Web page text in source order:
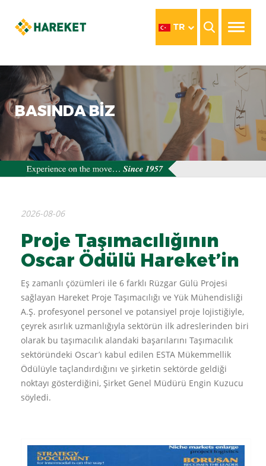
TR
BASINDA BİZ
2026-08-06
Proje Taşımacılığının
Oscar Ödülü Hareket’in
Eş zamanlı çözümleri ile 6 farklı Rüzgar Gülü Projesi
sağlayan Hareket Proje Taşımacılığı ve Yük Mühendisliği
A.Ş. profesyonel personel ve potansiyel proje lojistiğiyle,
çeyrek asırlık uzmanlığıyla sektörün ilk adreslerinden biri
olarak bu taşımacılık alandaki başarılarını Taşımacılık
sektöründeki Oscar’ı kabul edilen ESTA Mükemmellik
Ödülüyle taçlandırdığını ve şirketin sektörde geldiği
noktayı gösterdiğini, Şirket Genel Müdürü Engin Kuzucu
söyledi.